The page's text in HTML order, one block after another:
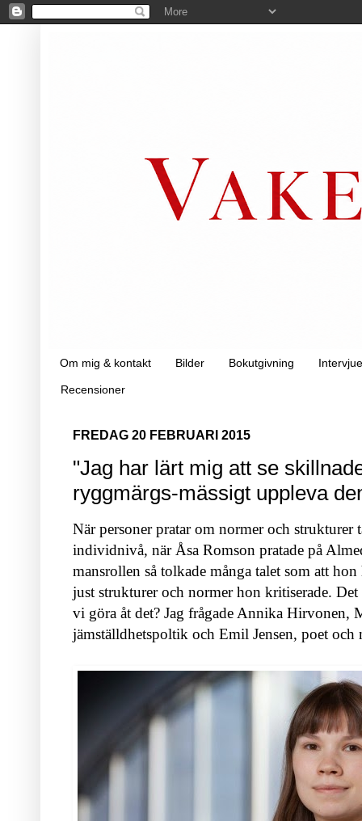
Om mig & kontakt Bilder Bokutgivning
Recensioner
FREDAG 20 FEBRUARI 2015
"Jag har lärt mig att se
ryggmärgs-mässigt uppleva
När personer pratar om normer och strukturer
individnivå, när Åsa Romson pratade på
mansrollen så tolkade många talet som att
just strukturer och normer hon kritiserade.
vi göra åt det? Jag frågade Annika Hirvonen,
jämställdhetspoltik och Emil Jensen, poet